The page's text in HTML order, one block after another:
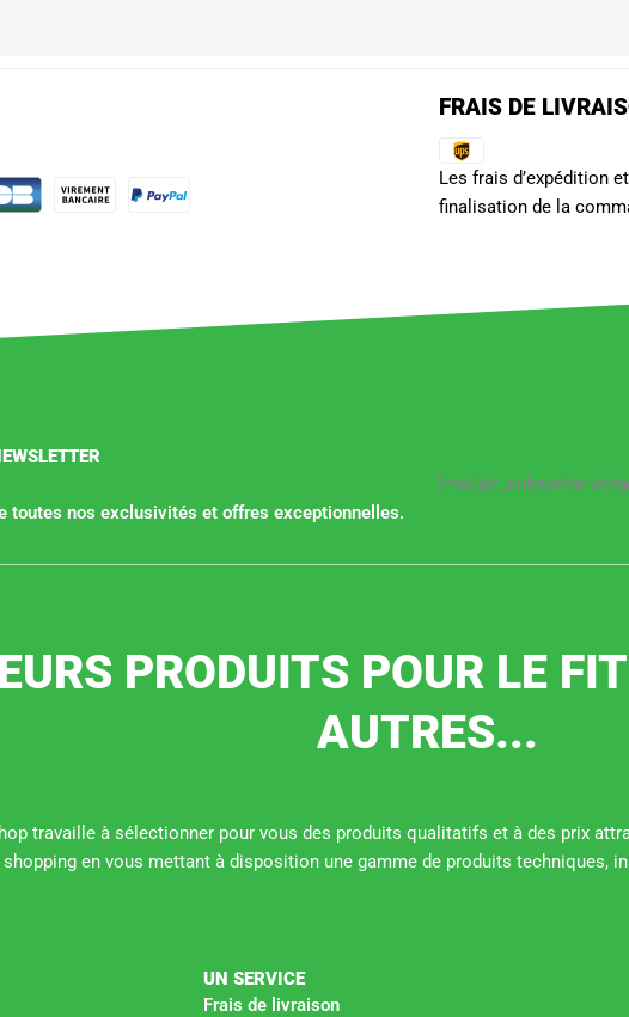
FRAIS DE
Les frais d’expédition
finalisation de la
toutes nos exclusivités et offres exceptionnelles.
[mailjet_subscribe
PRODUITS POUR LE
AUTRES...
travaille à sélectionner pour vous des produits qualitatifs et à des prix
en vous mettant à disposition une gamme de produits techniques,
UN SERVICE
Frais de livraison